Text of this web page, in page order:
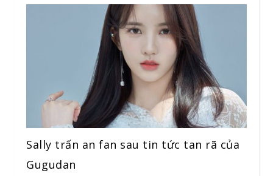
Sally trấn an fan sau tin tức tan rã của
Gugudan